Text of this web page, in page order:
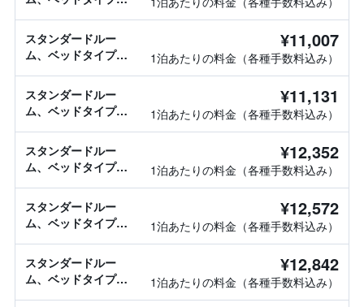
スタンダードルー
ム、ベッドタイプ情
¥11,007
1泊あたりの料金（各種手数料込み）
スタンダードルー
ム、ベッドタイプ情
¥11,131
1泊あたりの料金（各種手数料込み）
スタンダードルー
ム、ベッドタイプ情
¥12,352
1泊あたりの料金（各種手数料込み）
スタンダードルー
ム、ベッドタイプ情
¥12,572
1泊あたりの料金（各種手数料込み）
スタンダードルー
ム、ベッドタイプ情
¥12,842
1泊あたりの料金（各種手数料込み）